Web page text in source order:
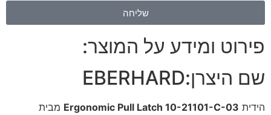
פירוט ומידע על המוצר:
שם היצרן:EBERHARD
הידית Ergonomic Pull Latch 10-21101-C-03 מבית
שליחה